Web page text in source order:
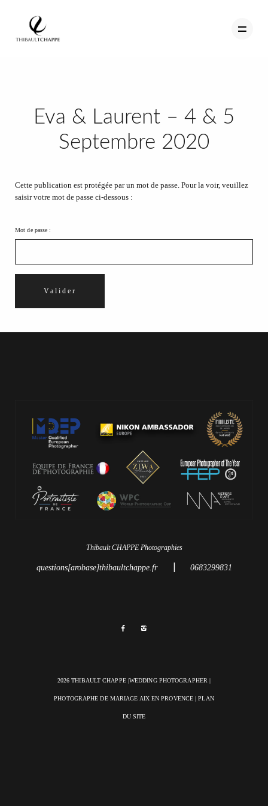
CONTACT
STUDIO PORTRAITS D’ART
Eva & Laurent – 4 & 5
Septembre 2020
Cette publication est protégée par un mot de passe. Pour la voir, veuillez
saisir votre mot de passe ci-dessous :
Mot de passe :
Thibault CHAPPE Photographies
questions[arobase]thibaultchappe.fr 0683299831
2026 THIBAULT CHAPPE |WEDDING PHOTOGRAPHER |
PHOTOGRAPHE DE MARIAGE AIX EN PROVENCE |PLAN
DU SITE